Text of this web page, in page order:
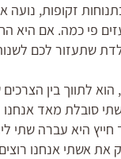
זקופות, נועה
פי כמה. אם היא
שתעזור לכם
לתווך בין
סובלת מאד אנחנו
היא עברה שתי
את אשתי אנחנו